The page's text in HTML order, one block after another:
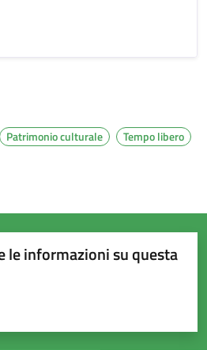
Patrimonio culturale Tempo libero
le informazioni su questa
su 5
su 5
5